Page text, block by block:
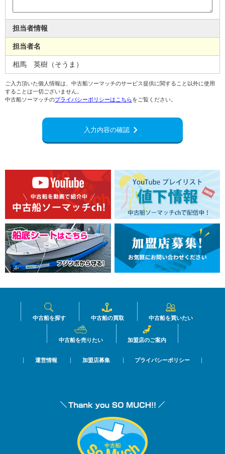
担当者情報
担当者名
相馬 英樹（そうま）
ご入力頂いた個人情報は、中古船ソーマッチのサービス提供に関すること以外に使用
することは一切ございません。
中古船ソーマッチのプライバシーポリシーはこちらをご覧ください。
入力内容の確認chevron_right
中古船を探す 中古船の買取 中古船を買いたい
中古船を売りたい 加盟店のご案内
運営情報 加盟店募集 プライバシーポリシー